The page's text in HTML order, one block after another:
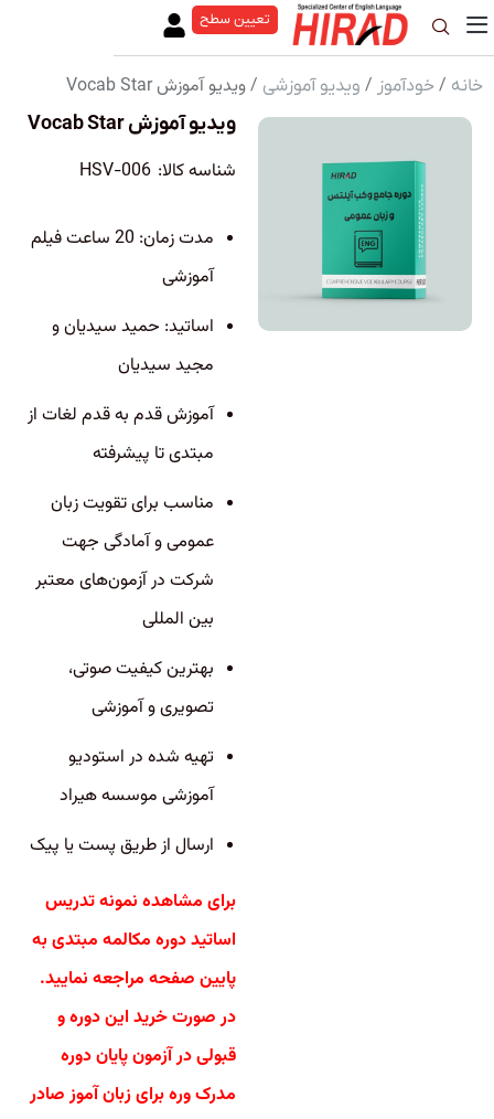
تعیین سطح
خانه / خودآموز / ویدیو آموزشی / ویدیو آموزش Vocab Star
ویدیو آموزش Vocab Star
شناسه کالا: HSV-006
مدت زمان: 20 ساعت فیلم
آموزشی
اساتید: حمید سیدیان و
مجید سیدیان
آموزش قدم به قدم لغات از
مبتدی تا پیشرفته
مناسب برای تقویت زبان
عمومی و آمادگی جهت
شرکت در آزمون‌‌های معتبر
بین المللی
بهترین کیفیت صوتی،
تصویری و آموزشی
تهیه شده در استودیو
آموزشی موسسه هیراد
ارسال از طریق پست یا پیک
برای مشاهده نمونه تدریس
اساتید دوره مکالمه مبتدی به
پایین صفحه مراجعه نمایید.
در صورت خرید این دوره و
قبولی در آزمون پایان دوره
مدرک وره برای زبان آموز صادر